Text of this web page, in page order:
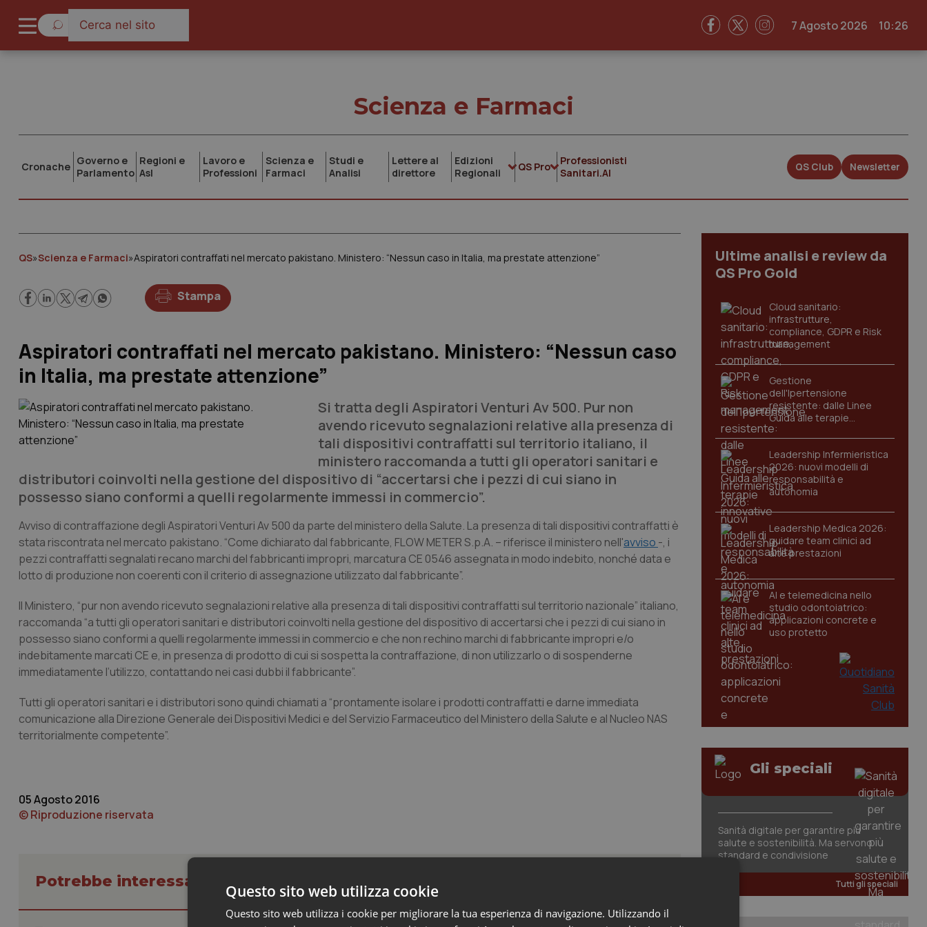
7 Agosto 2026 10:26
Scienza e Farmaci
Cronache Governo e
Parlamento
Regioni e
Asl
Lavoro e
Professioni
Scienza e
Farmaci
Studi e
Analisi
Lettere al
direttore
Edizioni
Regionali
QS Pro
Professionisti
Sanitari.AI
QS Club Newsletter
QS»Scienza e Farmaci»Aspiratori contraffati nel mercato pakistano. Ministero: “Nessun caso in Italia, ma prestate attenzione”
Stampa
Aspiratori contraffati nel mercato pakistano. Ministero: “Nessun caso
in Italia, ma prestate attenzione”
Si tratta degli Aspiratori Venturi Av 500. Pur non
avendo ricevuto segnalazioni relative alla presenza di
tali dispositivi contraffatti sul territorio italiano, il
ministero raccomanda a tutti gli operatori sanitari e
distributori coinvolti nella gestione del dispositivo di “accertarsi che i pezzi di cui siano in
possesso siano conformi a quelli regolarmente immessi in commercio”.
Avviso di contraffazione degli Aspiratori Venturi Av 500 da parte del ministero della Salute. La presenza di tali dispositivi contraffatti è
stata riscontrata nel mercato pakistano. “Come dichiarato dal fabbricante, FLOW METER S.p.A. – riferisce il ministero nell'avviso -, i
pezzi contraffatti segnalati recano marchi del fabbricanti impropri, marcatura CE 0546 assegnata in modo indebito, nonché data e
lotto di produzione non coerenti con il criterio di assegnazione utilizzato dal fabbricante”.
Il Ministero, “pur non avendo ricevuto segnalazioni relative alla presenza di tali dispositivi contraffatti sul territorio nazionale” italiano,
raccomanda “a tutti gli operatori sanitari e distributori coinvolti nella gestione del dispositivo di accertarsi che i pezzi di cui siano in
possesso siano conformi a quelli regolarmente immessi in commercio e che non rechino marchi di fabbricante impropri e/o
indebitamente marcati CE e, in presenza di prodotto di cui si sospetta la contraffazione, di non utilizzarlo o di sospenderne
immediatamente l’utilizzo, contattando nei casi dubbi il fabbricante”.
Tutti gli operatori sanitari e i distributori sono quindi chiamati a “prontamente isolare i prodotti contraffatti e darne immediata
comunicazione alla Direzione Generale dei Dispositivi Medici e del Servizio Farmaceutico del Ministero della Salute e al Nucleo NAS
territorialmente competente”.
05 Agosto 2016
© Riproduzione riservata
Potrebbe interessarti in Scienza e Farmaci
Ultime analisi e review da
QS Pro Gold
Cloud sanitario:
infrastrutture,
compliance, GDPR e Risk
management
Gestione
dell'Ipertensione
resistente: dalle Linee
Guida alle terapie
innovative
Leadership Infermieristica
2026: nuovi modelli di
responsabilità e
autonomia
Leadership Medica 2026:
guidare team clinici ad
alte prestazioni
AI e telemedicina nello
studio odontoiatrico:
applicazioni concrete e
uso protetto
Gli speciali
Sanità digitale per garantire più
salute e sostenibilità. Ma servono
standard e condivisione
Tutti gli speciali
Questo sito web utilizza cookie
Questo sito web utilizza i cookie per migliorare la tua esperienza di navigazione. Utilizzando il